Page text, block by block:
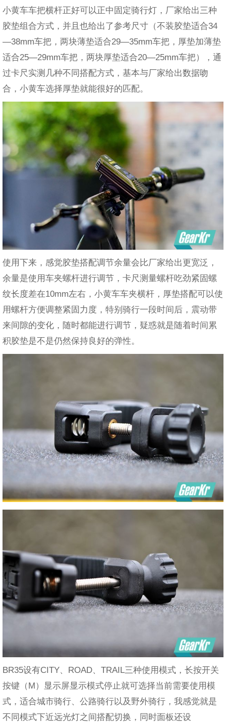
小黄车车把横杆正好可以正中固定骑行灯，厂家给出三种
胶垫组合方式，并且也给出了参考尺寸（不装胶垫适合34
—38mm车把，两块薄垫适合29—35mm车把，厚垫加薄垫
适合25—29mm车把，两块厚垫适合20—25mm车把），通
过卡尺实测几种不同搭配方式，基本与厂家给出数据吻
合，小黄车选择厚垫就能很好的匹配。
使用下来，感觉胶垫搭配调节余量会比厂家给出更宽泛，
余量是使用车夹螺杆进行调节，卡尺测量螺杆吃劲紧固螺
纹长度差在10mm左右，小黄车车夹横杆，厚垫搭配可以使
用螺杆方便调整紧固力度，特别骑行一段时间后，震动带
来间隙的变化，随时都能进行调节，疑惑就是随着时间累
积胶垫是不是仍然保持良好的弹性。
BR35设有CITY、ROAD、TRAIL三种使用模式，长按开关
按键（M）显示屏显示模式停止就可选择当前需要使用模
式，适合城市骑行、公路骑行以及野外骑行，我感觉就是
不同模式下近远光灯之间搭配切换，同时面板还设